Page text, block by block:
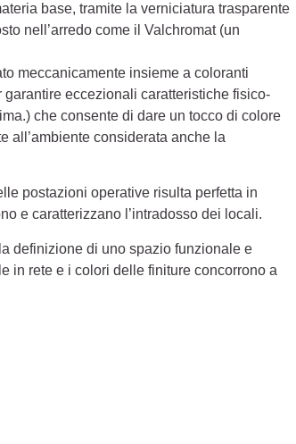
base, tramite la verniciatura trasparente
nell’arredo come il Valchromat (un
meccanicamente insieme a coloranti
eccezionali caratteristiche fisico-
che consente di dare un tocco di colore
all’ambiente considerata anche la
postazioni operative risulta perfetta in
e caratterizzano l’intradosso dei locali.
definizione di uno spazio funzionale e
in rete e i colori delle finiture concorrono a